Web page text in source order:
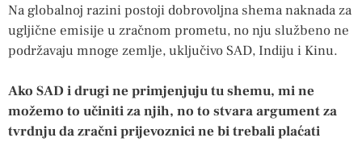
Na globalnoj razini postoji dobrovoljna shema naknada za
ugljične emisije u zračnom prometu, no nju službeno ne
podržavaju mnoge zemlje, uključivo SAD, Indiju i Kinu.
Ako SAD i drugi ne primjenjuju tu shemu, mi ne
možemo to učiniti za njih, no to stvara argument za
tvrdnju da zračni prijevoznici ne bi trebali plaćati